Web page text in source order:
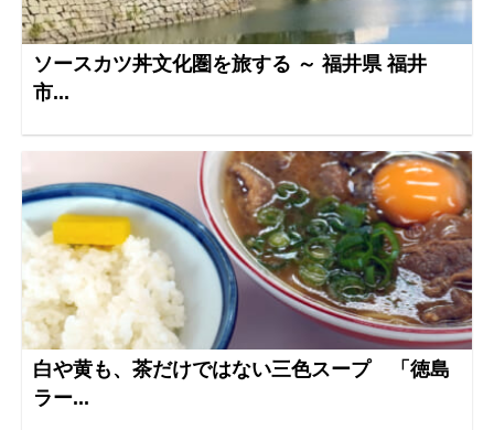
ソースカツ丼文化圏を旅する ～ 福井県 福井
市...
白や黄も、茶だけではない三色スープ 「徳島
ラー...